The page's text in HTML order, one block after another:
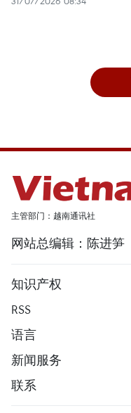
主管部门：越南通讯社
网站总编辑：陈进笋
知识产权
RSS
语言
新闻服务
联系